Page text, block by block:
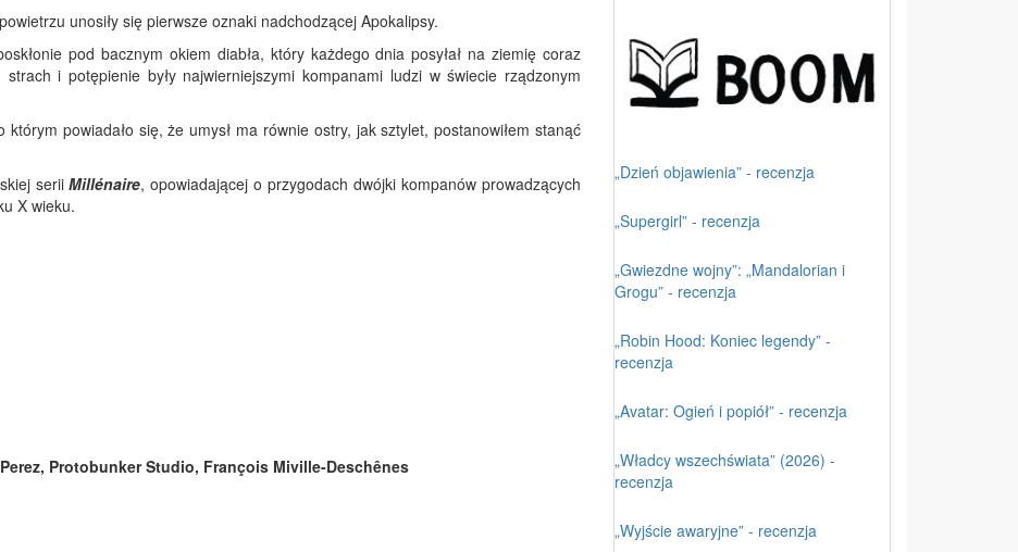
unosiły się pierwsze oznaki nadchodzącej Apokalipsy.
pod bacznym okiem diabła, który każdego dnia posyłał na ziemię coraz
i potępienie były najwierniejszymi kompanami ludzi w świecie rządzonym
powiadało się, że umysł ma równie ostry, jak sztylet, postanowiłem stanąć
serii Millénaire, opowiadającej o przygodach dwójki kompanów prowadzących
X wieku.
Protobunker Studio, François Miville-Deschênes
„Dzień objawienia” - recenzja
„Supergirl” - recenzja
„Gwiezdne wojny”: „Mandalorian i
Grogu” - recenzja
„Robin Hood: Koniec legendy” -
recenzja
„Avatar: Ogień i popiół” - recenzja
„Władcy wszechświata” (2026) -
recenzja
„Wyjście awaryjne” - recenzja